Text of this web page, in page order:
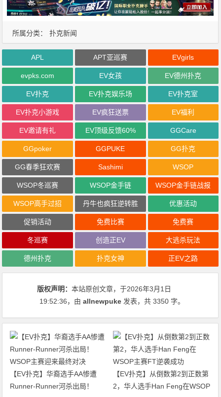
所属分类： 扑克新闻
APL APT亚巡赛 EVgirls
evpks.com EV女孩 EV德州扑克
EV扑克 EV扑克娱乐场 EV扑克室
EV扑克小游戏 EV疯狂送票 EV福利
EV邀请有礼 EV顶级反馈60% GGCare
GGpoker GGPUKE GG扑克
GG春季狂欢赛 Sashimi WSOP
WSOP冬巡赛 WSOP金手链 WSOP金手链战报
WSOP高手过招 丹牛也疯狂逆转胜 优惠活动
促销活动 免费比赛 免费赛
冬巡赛 创造正EV 大逃杀玩法
德州扑克 扑克女神 正EV之路
版权声明：本站原创文章，于2026年3月1日
19:52:36，由allnewpuke 发表，共 3350 字。
【EV扑克】华裔选手AA惨遭
Runner-Runner河杀出局！
【EV扑克】从倒数第2到正数第
2，华人选手Han Feng在WSOP